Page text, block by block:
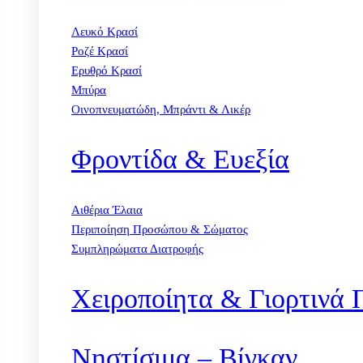
Λευκό Κρασί
Ροζέ Κρασί
Ερυθρό Κρασί
Μπύρα
Οινοπνευματώδη, Μπράντι & Λικέρ
Φροντίδα & Ευεξία
Αιθέρια Έλαια
Περιποίηση Προσώπου & Σώματος
Συμπληρώματα Διατροφής
Χειροποίητα & Γιορτινά